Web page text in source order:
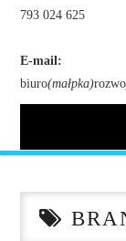
793 024 625
E-mail:
biuro(małpka)
O NAS